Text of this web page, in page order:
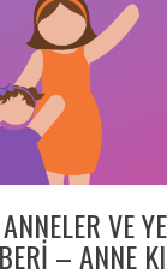
VE
– ANNE